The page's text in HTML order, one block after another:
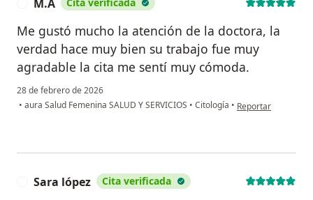
M.A Cita verificada
Me gustó mucho la atención de la doctora, la
verdad hace muy bien su trabajo fue muy
agradable la cita me sentí muy cómoda.
28 de febrero de 2026
• aura Salud Femenina SALUD Y SERVICIOS • Citología • en opinión del
Reportar
Sara lópez Cita verificada